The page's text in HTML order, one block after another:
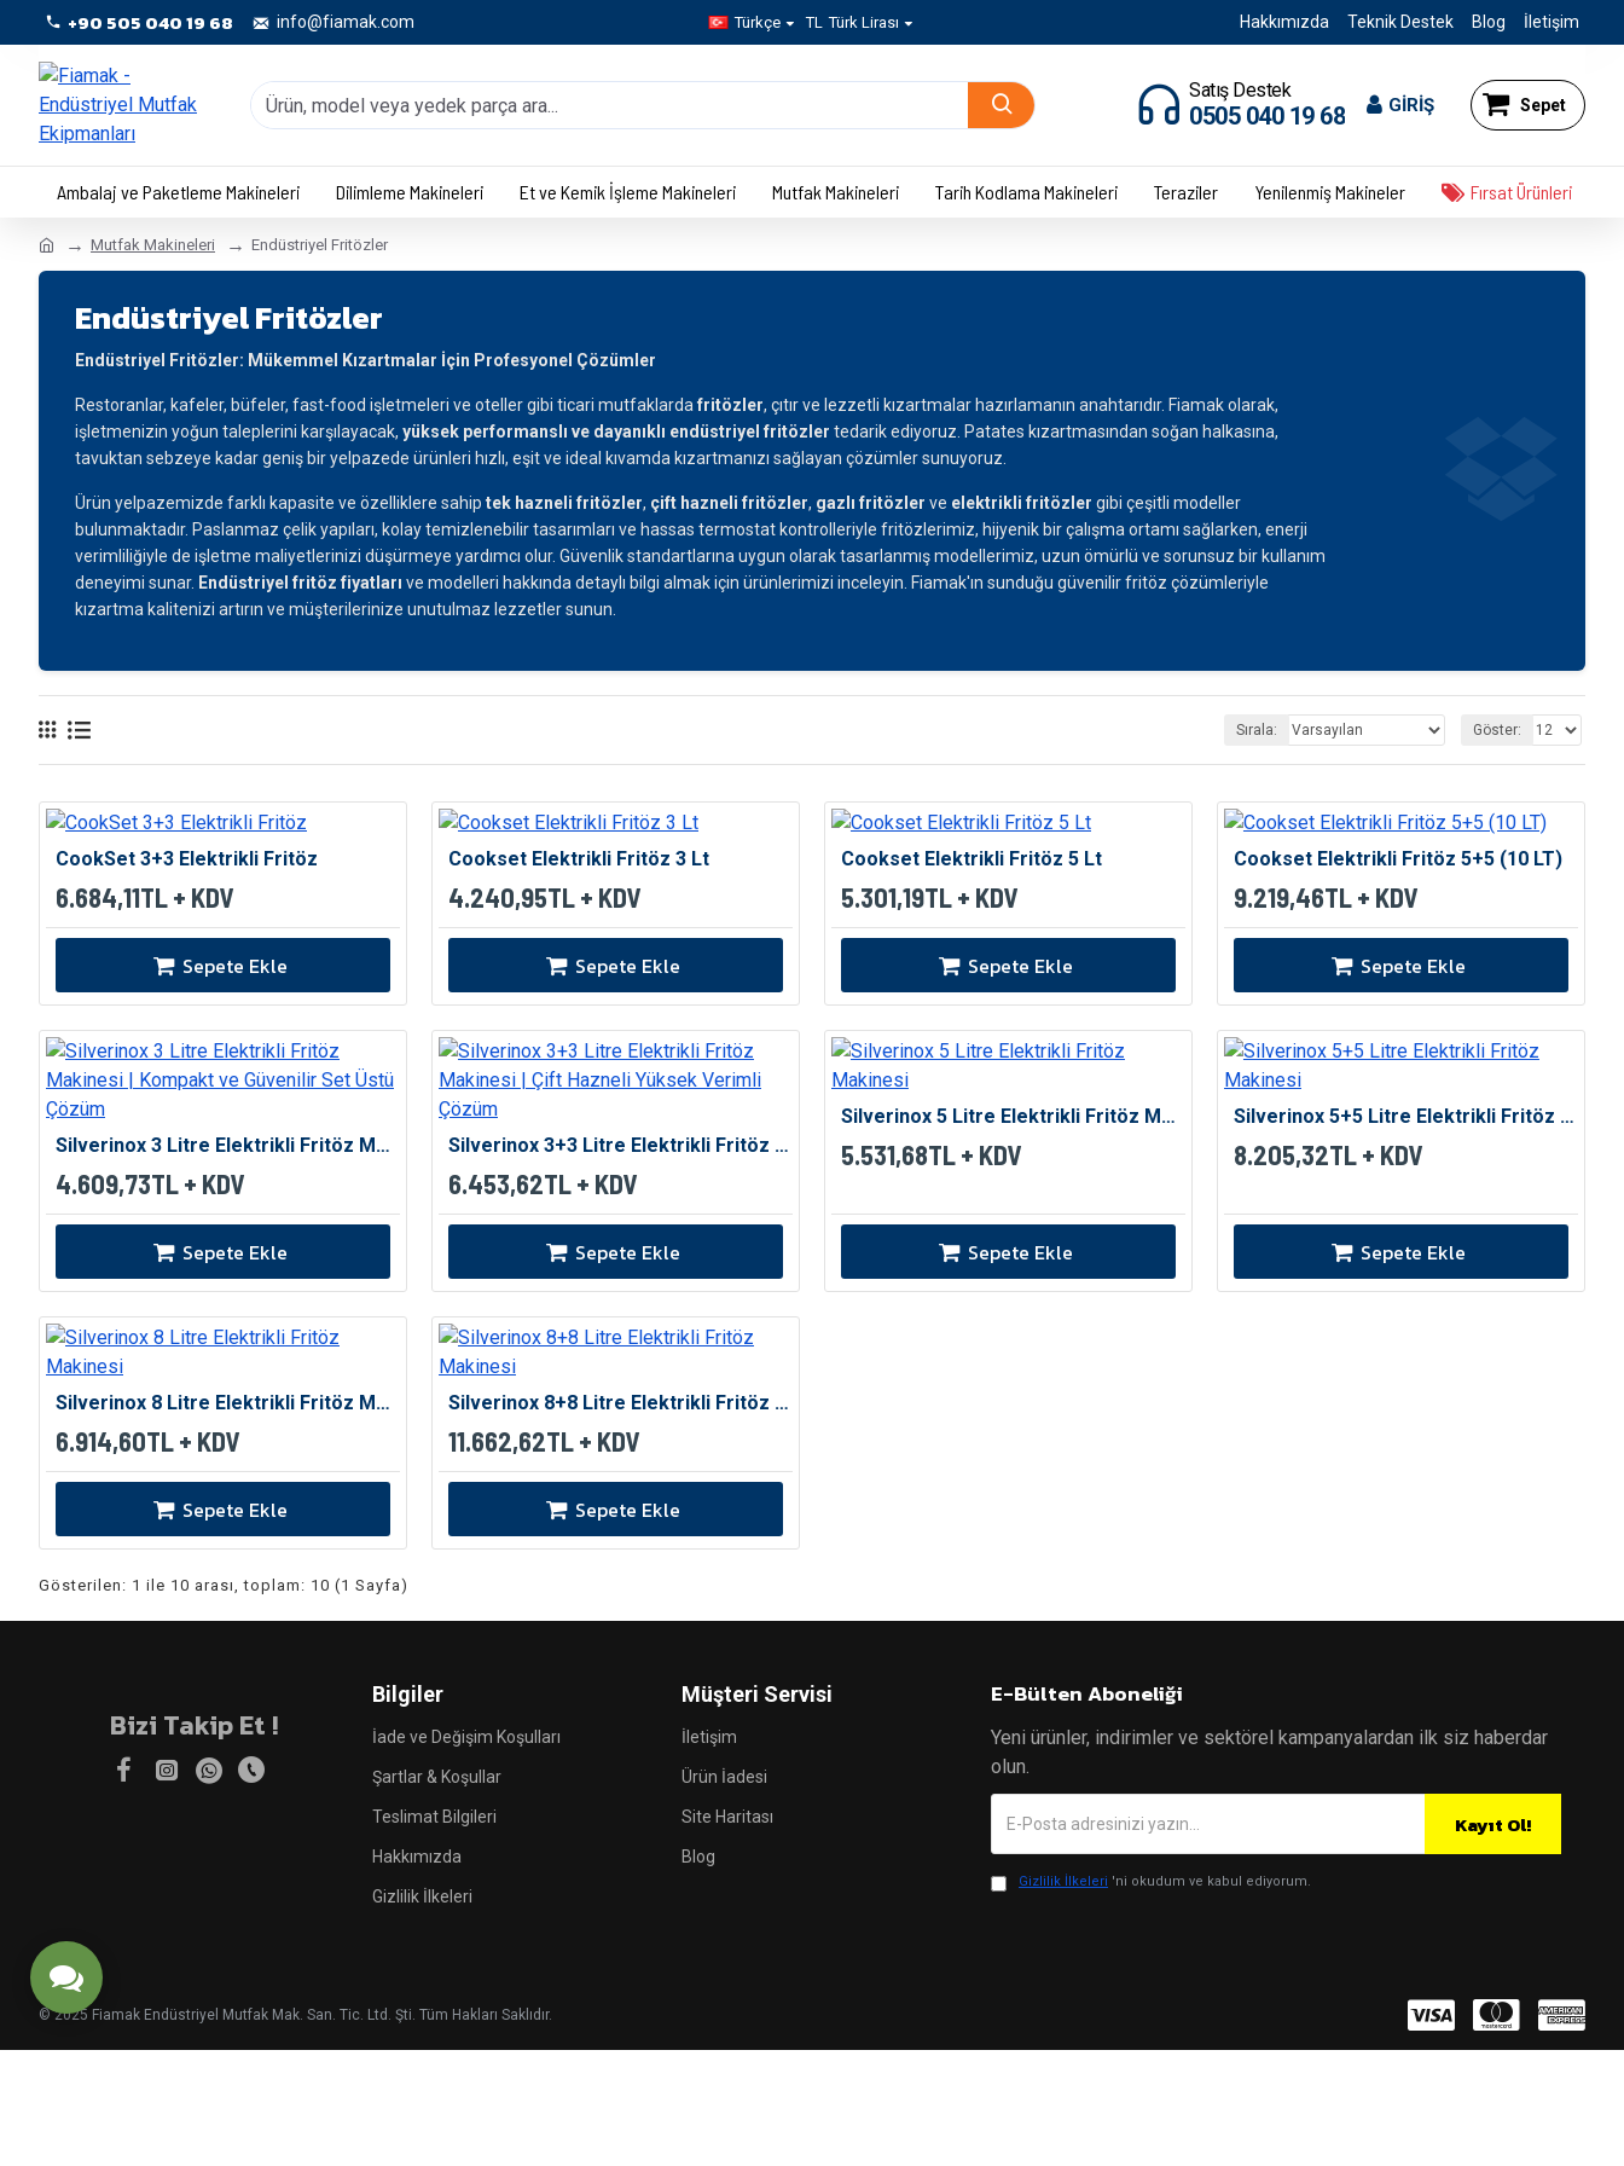
+90 505 040 19 68 info@fiamak.com Türkçe TL Türk Lirası Hakkımızda Teknik Destek Blog İletişim
0505 040 19 68
Satış Destek
GİRİŞ Sepet
Ambalaj ve Paketleme Makineleri Dilimleme Makineleri Et ve Kemik İşleme Makineleri Mutfak Makineleri Tarih Kodlama Makineleri Teraziler Yenilenmiş Makineler Fırsat Ürünleri
Mutfak Makineleri Endüstriyel Fritözler
Endüstriyel Fritözler
Endüstriyel Fritözler: Mükemmel Kızartmalar İçin Profesyonel Çözümler
Restoranlar, kafeler, büfeler, fast-food işletmeleri ve oteller gibi ticari mutfaklardafritözler, çıtır ve lezzetli kızartmalar hazırlamanın anahtarıdır. Fiamak olarak,
işletmenizin yoğun taleplerini karşılayacak, yüksek performanslı ve dayanıklı endüstriyel fritözler tedarik ediyoruz. Patates kızartmasından soğan halkasına,
tavuktan sebzeye kadar geniş bir yelpazede ürünleri hızlı, eşit ve ideal kıvamda kızartmanızı sağlayan çözümler sunuyoruz.
Ürün yelpazemizde farklı kapasite ve özelliklere sahip tek hazneli fritözler, çift hazneli fritözler, gazlı fritözler ve elektrikli fritözler gibi çeşitli modeller
bulunmaktadır. Paslanmaz çelik yapıları, kolay temizlenebilir tasarımları ve hassas termostat kontrolleriyle fritözlerimiz, hijyenik bir çalışma ortamı sağlarken, enerji
verimliliğiyle de işletme maliyetlerinizi düşürmeye yardımcı olur. Güvenlik standartlarına uygun olarak tasarlanmış modellerimiz, uzun ömürlü ve sorunsuz bir kullanım
deneyimi sunar. Endüstriyel fritöz fiyatları ve modelleri hakkında detaylı bilgi almak için ürünlerimizi inceleyin. Fiamak'ın sunduğu güvenilir fritöz çözümleriyle
kızartma kalitenizi artırın ve müşterilerinize unutulmaz lezzetler sunun.
Sırala: Göster:
CookSet 3+3 Elektrikli Fritöz
6.684,11TL + KDV
Sepete Ekle
Cookset Elektrikli Fritöz 3 Lt
4.240,95TL + KDV
Sepete Ekle
Cookset Elektrikli Fritöz 5 Lt
5.301,19TL + KDV
Sepete Ekle
Cookset Elektrikli Fritöz 5+5 (10 LT)
9.219,46TL + KDV
Sepete Ekle
Silverinox 3 Litre Elektrikli Fritöz Makinesi | Kompakt ve Güvenilir Set Üstü Çözüm
4.609,73TL + KDV
Sepete Ekle
Silverinox 3+3 Litre Elektrikli Fritöz Makinesi | Çift Hazneli Yüksek Verimli Çözüm
6.453,62TL + KDV
Sepete Ekle
Silverinox 5 Litre Elektrikli Fritöz Makinesi
5.531,68TL + KDV
Sepete Ekle
Silverinox 5+5 Litre Elektrikli Fritöz Makinesi
8.205,32TL + KDV
Sepete Ekle
Silverinox 8 Litre Elektrikli Fritöz Makinesi
6.914,60TL + KDV
Sepete Ekle
Silverinox 8+8 Litre Elektrikli Fritöz Makinesi
11.662,62TL + KDV
Sepete Ekle
Gösterilen: 1 ile 10 arası, toplam: 10 (1 Sayfa)
Bizi Takip Et !
Bilgiler
İade ve Değişim Koşulları
Şartlar & Koşullar
Teslimat Bilgileri
Hakkımızda
Gizlilik İlkeleri
Müşteri Servisi
İletişim
Ürün İadesi
Site Haritası
Blog
E-Bülten Aboneliği
Yeni ürünler, indirimler ve sektörel kampanyalardan ilk siz haberdar
olun.
Kayıt Ol!
Gizlilik İlkeleri 'ni okudum ve kabul ediyorum.
© 2025 Fiamak Endüstriyel Mutfak Mak. San. Tic. Ltd. Şti. Tüm Hakları Saklıdır.